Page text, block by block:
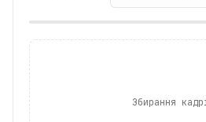
Збирання